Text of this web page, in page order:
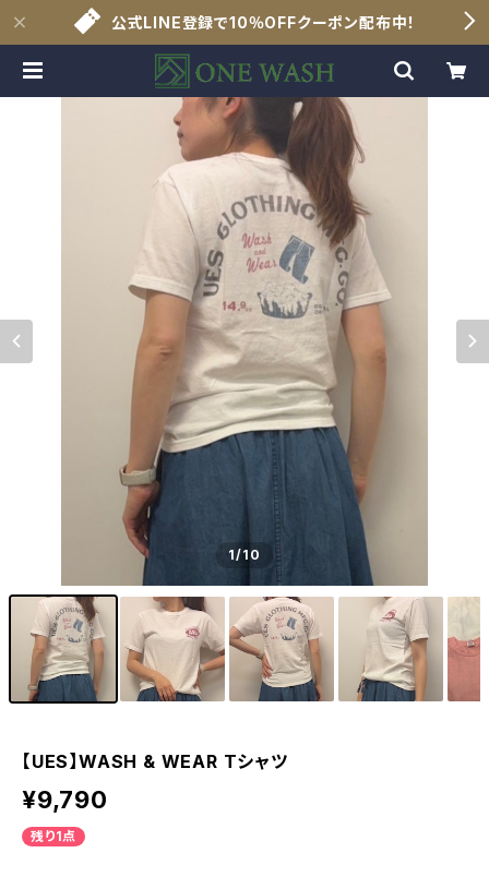
公式LINE登録で10％OFFクーポン配布中！
1/10
【UES】WASH & WEAR Tシャツ
¥9,790
残り1点